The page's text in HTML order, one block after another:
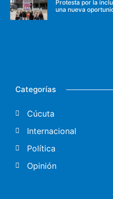
Protesta por la
una nueva
Categorías
Cúcuta
Internacional
Política
Opinión